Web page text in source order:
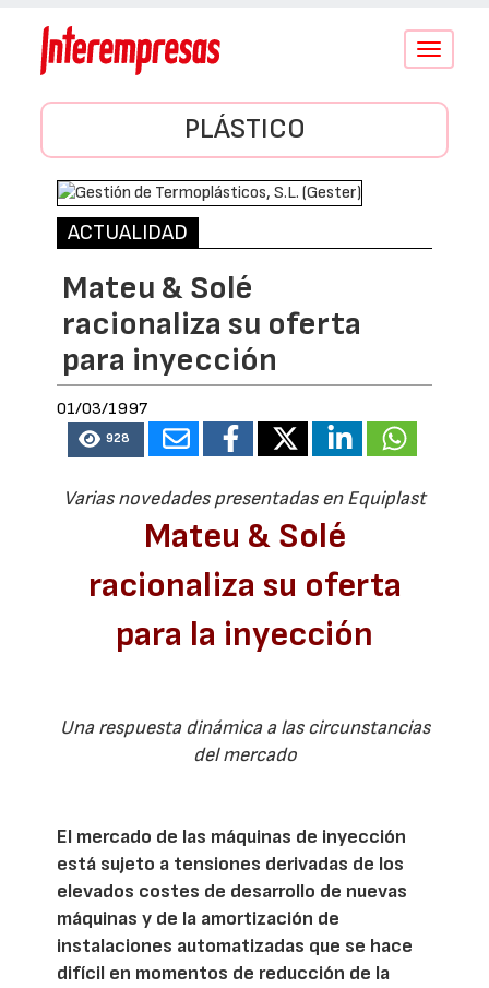
Conmutar
PLÁSTICO
ACTUALIDAD
Mateu & Solé
racionaliza su oferta
para inyección
01/03/1997
928
Varias novedades presentadas en Equiplast
Mateu & Solé
racionaliza su oferta
para la inyección
Una respuesta dinámica a las circunstancias
del mercado
El mercado de las máquinas de inyección
está sujeto a tensiones derivadas de los
elevados costes de desarrollo de nuevas
máquinas y de la amortización de
instalaciones automatizadas que se hace
difícil en momentos de reducción de la